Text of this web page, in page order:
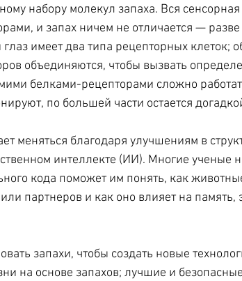
набору молекул запаха. Вся
и запах ничем не отличается —
глаз имеет два типа рецепторных клеток;
объединяются, чтобы вызвать
белками-рецепторами сложно
по большей части остается
меняться благодаря улучшениям в
интеллекте (ИИ). Многие ученые
кода поможет им понять, как
партнеров и как оно влияет на память,
запахи, чтобы создать новые
на основе запахов; лучшие и